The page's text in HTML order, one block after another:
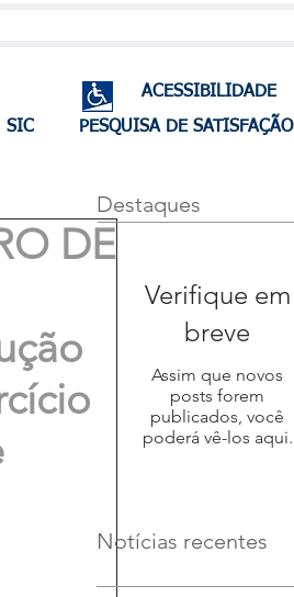
ACESSIBILIDADE
SIC PESQUISA DE SATISFAÇÃO
DE
Destaques
Verifique em
breve
Assim que novos
posts forem
publicados, você
poderá vê-los aqui.
Notícias recentes